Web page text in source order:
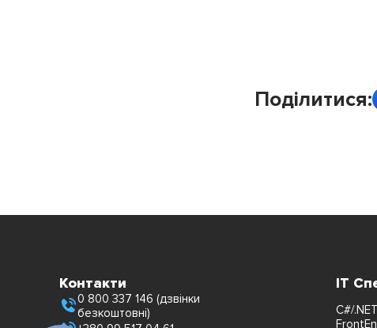
Поділитися:
Контакти
0 800 337 146 (дзвінки
безкоштовні)
IT
C#/